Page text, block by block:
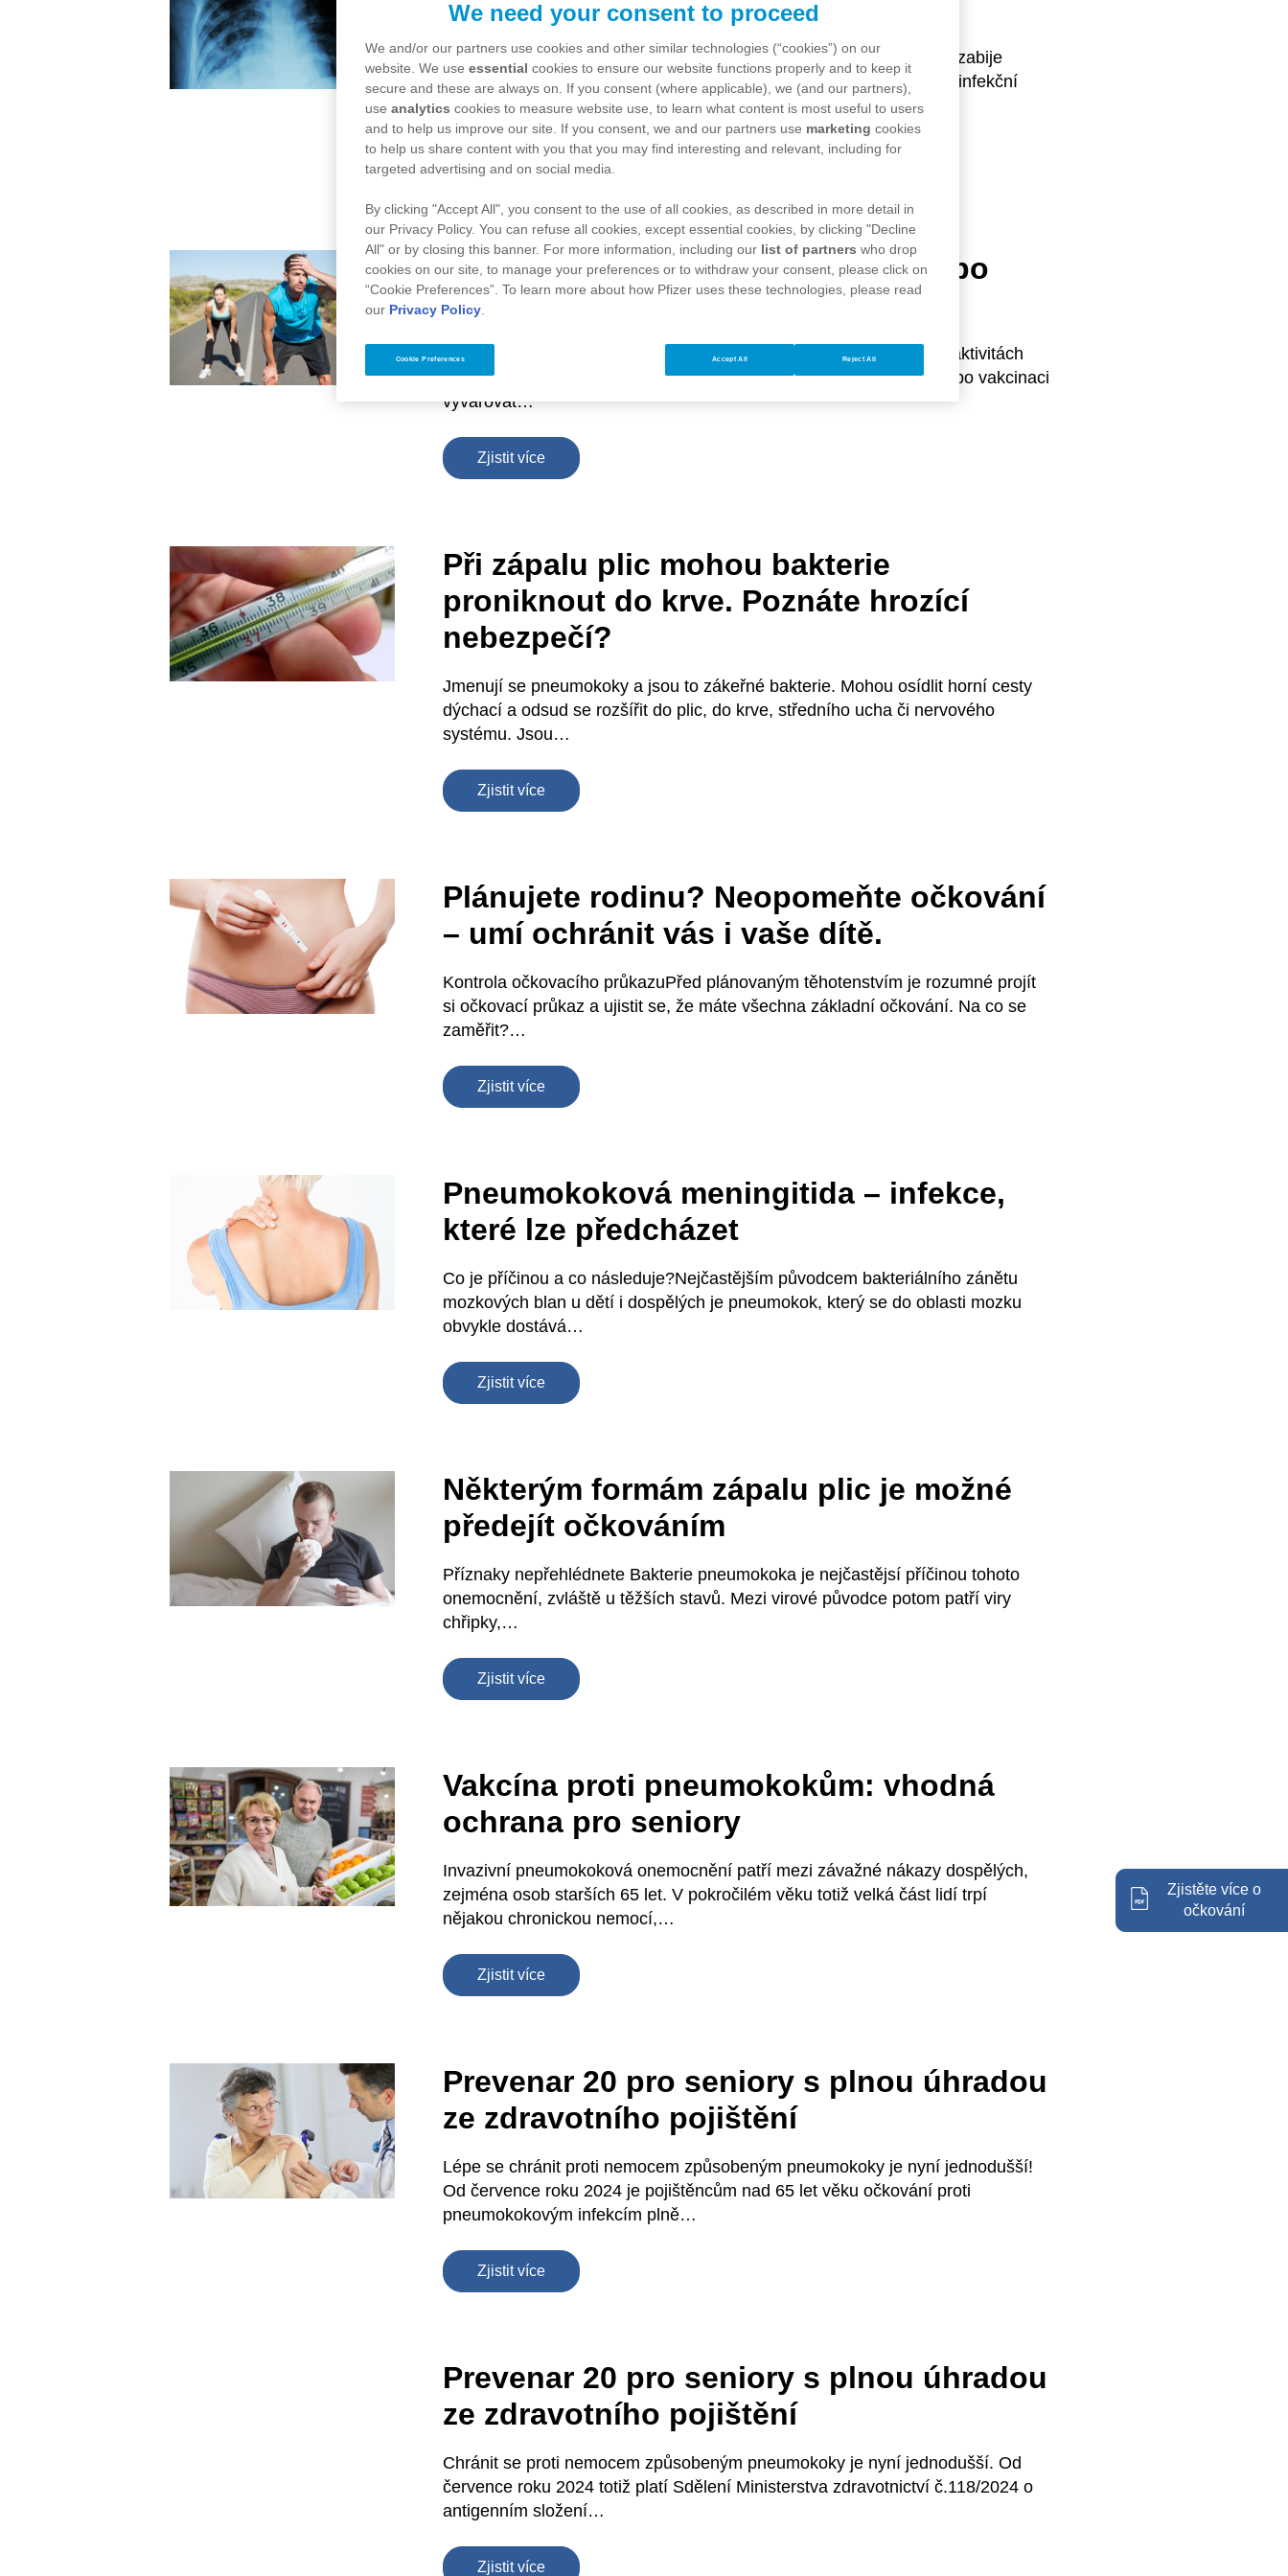
Zjistěte více o
očkování
smrtí
Postrach chudých i bohatýchNa celém světě zápal plic každoročně zabije
téměř 1 milion dětí do 5 let. To je víc, než kolik zvládne jakékoli jiné infekční
onemocnění…
Zjistit více
Poradíme vám, jak vyzrát na sport po
očkování
Dodržovat striktní klidový režim a omezovat se v běžných denních aktivitách
není po očkování nutné. Jen je vhodné se minimálně na jeden den po vakcinaci
vyvarovat…
Zjistit více
Při zápalu plic mohou bakterie
proniknout do krve. Poznáte hrozící
nebezpečí?
Jmenují se pneumokoky a jsou to zákeřné bakterie. Mohou osídlit horní cesty
dýchací a odsud se rozšířit do plic, do krve, středního ucha či nervového
systému. Jsou…
Zjistit více
Plánujete rodinu? Neopomeňte očkování
– umí ochránit vás i vaše dítě.
Kontrola očkovacího průkazuPřed plánovaným těhotenstvím je rozumné projít
si očkovací průkaz a ujistit se, že máte všechna základní očkování. Na co se
zaměřit?…
Zjistit více
Pneumokoková meningitida – infekce,
které lze předcházet
Co je příčinou a co následuje?Nejčastějším původcem bakteriálního zánětu
mozkových blan u dětí i dospělých je pneumokok, který se do oblasti mozku
obvykle dostává…
Zjistit více
Některým formám zápalu plic je možné
předejít očkováním
Příznaky nepřehlédnete Bakterie pneumokoka je nejčastějsí příčinou tohoto
onemocnění, zvláště u těžších stavů. Mezi virové původce potom patří viry
chřipky,…
Zjistit více
Vakcína proti pneumokokům: vhodná
ochrana pro seniory
Invazivní pneumokoková onemocnění patří mezi závažné nákazy dospělých,
zejména osob starších 65 let. V pokročilém věku totiž velká část lidí trpí
nějakou chronickou nemocí,…
Zjistit více
Prevenar 20 pro seniory s plnou úhradou
ze zdravotního pojištění
Lépe se chránit proti nemocem způsobeným pneumokoky je nyní jednodušší!
Od července roku 2024 je pojištěncům nad 65 let věku očkování proti
pneumokokovým infekcím plně…
Zjistit více
Prevenar 20 pro seniory s plnou úhradou
ze zdravotního pojištění
Chránit se proti nemocem způsobeným pneumokoky je nyní jednodušší. Od
července roku 2024 totiž platí Sdělení Ministerstva zdravotnictví č.118/2024 o
antigenním složení…
Zjistit více
We need your consent to proceed
We and/or our partners use cookies and other similar technologies (“cookies”) on our
website. We useessential cookies to ensure our website functions properly and to keep it
secure and these are always on. If you consent (where applicable), we (and our partners),
useanalytics cookies to measure website use, to learn what content is most useful to users
and to help us improve our site. If you consent, we and our partners use marketing cookies
to help us share content with you that you may find interesting and relevant, including for
targeted advertising and on social media.
By clicking "Accept All", you consent to the use of all cookies, as described in more detail in
our Privacy Policy. You can refuse all cookies, except essential cookies, by clicking "Decline
All" or by closing this banner. For more information, including our list of partners who drop
cookies on our site, to manage your preferences or to withdraw your consent, please click on
“Cookie Preferences”. To learn more about how Pfizer uses these technologies, please read
our Privacy Policy
Cookie Preferences Reject All
Accept All